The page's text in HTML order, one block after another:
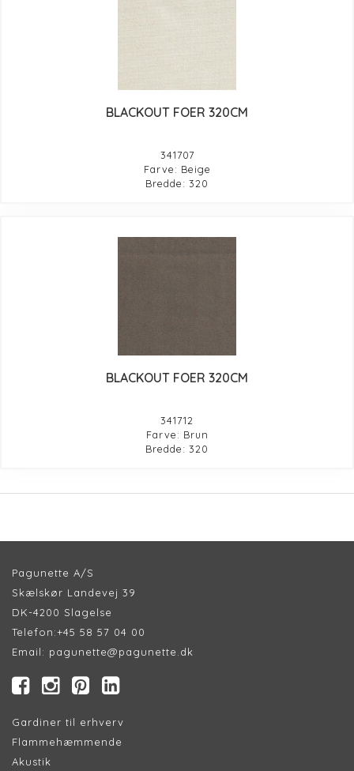
BLACKOUT FOER 320CM
341707
Farve: Beige
Bredde: 320
BLACKOUT FOER 320CM
341712
Farve: Brun
Bredde: 320
Pagunette A/S
Skælskør Landevej 39
DK-4200 Slagelse
Telefon:+45 58 57 04 00
Email: pagunette@pagunette.dk
Gardiner til erhverv
Flammehæmmende
Akustik